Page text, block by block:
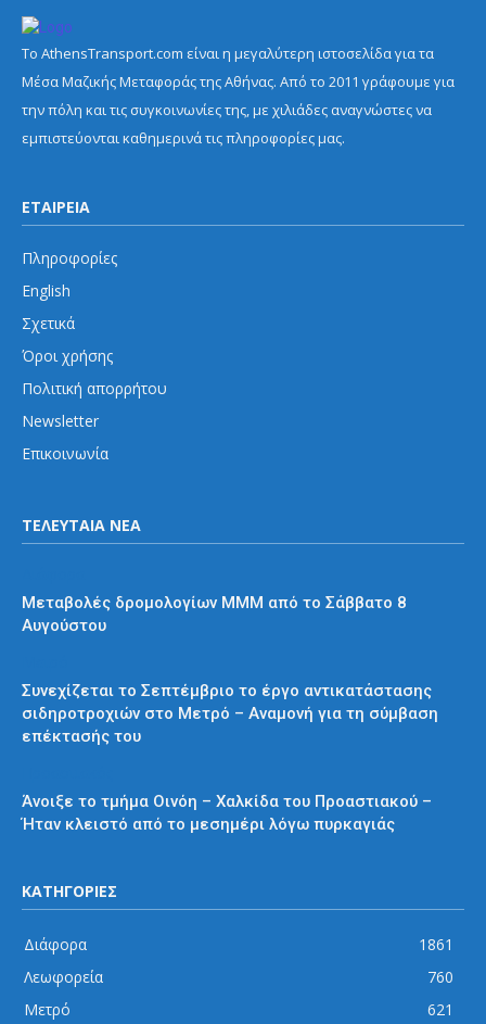
Το AthensTransport.com είναι η μεγαλύτερη ιστοσελίδα για τα
Μέσα Μαζικής Μεταφοράς της Αθήνας. Από το 2011 γράφουμε για
την πόλη και τις συγκοινωνίες της, με χιλιάδες αναγνώστες να
εμπιστεύονται καθημερινά τις πληροφορίες μας.
ΕΤΑΙΡΕΙΑ
Πληροφορίες
English
Σχετικά
Όροι χρήσης
Πολιτική απορρήτου
Newsletter
Επικοινωνία
ΤΕΛΕΥΤΑΙΑ ΝΕΑ
Μεταβολές δρομολογίων ΜΜΜ από το Σάββατο 8
Αυγούστου
Συνεχίζεται το Σεπτέμβριο το έργο αντικατάστασης
σιδηροτροχιών στο Μετρό – Αναμονή για τη σύμβαση
επέκτασής του
Άνοιξε το τμήμα Οινόη – Χαλκίδα του Προαστιακού –
Ήταν κλειστό από το μεσημέρι λόγω πυρκαγιάς
ΚΑΤΗΓΟΡΙΕΣ
Διάφορα
1861
Λεωφορεία
760
Μετρό
621